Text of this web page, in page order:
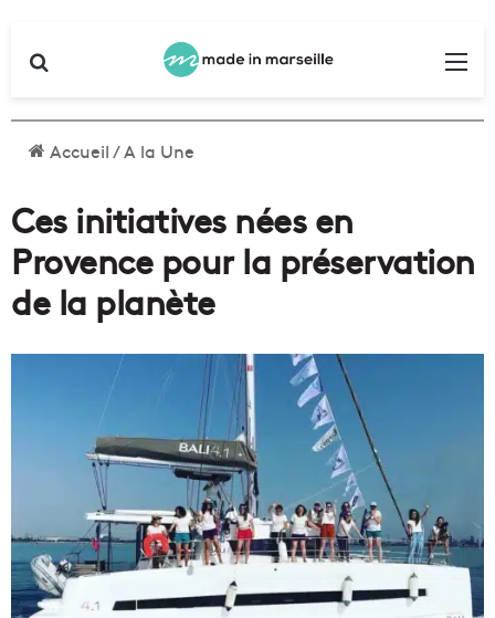
Accueil/A la Une
Ces initiatives nées en
Provence pour la préservation
de la planète